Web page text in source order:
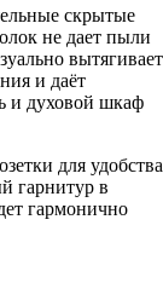
скрытые
не дает пыли
вытягивает
и даёт
и духовой шкаф
для удобства
гарнитур в
гармонично